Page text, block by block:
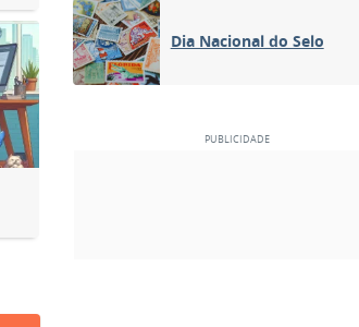
Dia Nacional do Selo